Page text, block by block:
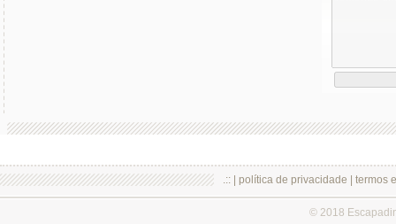
.:: | política de privacidade termos
© 2018